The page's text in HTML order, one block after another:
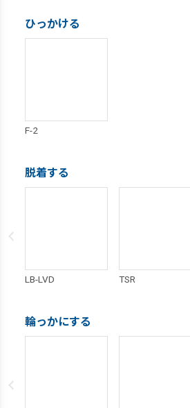
ひっかける
F-2
脱着する
LB-LVD TSR
輪っかにする